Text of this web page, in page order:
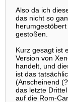
Also da ich
das nicht so
gestoßen.
Kurz gesagt ist
Version von
handelt, und
ist das
(Anscheinend
das letzte
auf die Rom-